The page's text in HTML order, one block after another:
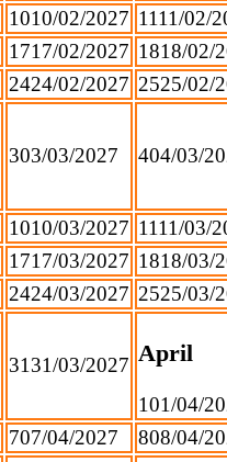
1010/02/2027 1111/02/
1717/02/2027 1818/02/
2424/02/2027 2525/02/
303/03/2027 404/03/
1010/03/2027 1111/03/
1717/03/2027 1818/03/
2424/03/2027 2525/03/
31 31/03/2027 April
101/04/
707/04/2027 808/04/